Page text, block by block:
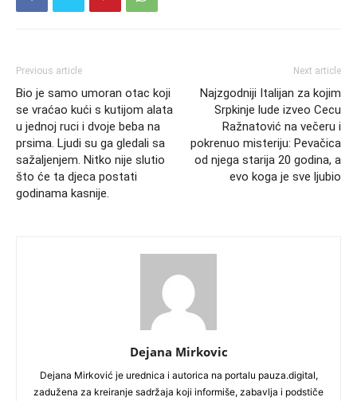
Previous article
Bio je samo umoran otac koji
se vraćao kući s kutijom alata
u jednoj ruci i dvoje beba na
prsima. Ljudi su ga gledali sa
sažaljenjem. Nitko nije slutio
što će ta djeca postati
godinama kasnije.
Next article
Najzgodniji Italijan za kojim
Srpkinje lude izveo Cecu
Ražnatović na večeru i
pokrenuo misteriju: Pevačica
od njega starija 20 godina, a
evo koga je sve ljubio
Dejana Mirkovic
Dejana Mirković je urednica i autorica na portalu pauza.digital,
zadužena za kreiranje sadržaja koji informiše, zabavlja i podstiče